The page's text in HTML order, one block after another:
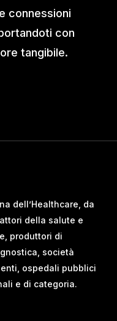
connessioni
con
tangibile.
dell’Healthcare, da
della salute e
produttori di
società
ospedali pubblici
e di categoria.